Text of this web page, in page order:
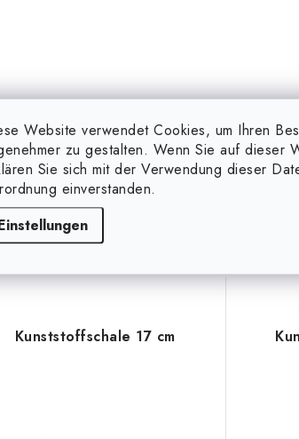
Website verwendet Cookies, um Ihren
zu gestalten. Wenn Sie auf dieser
Sie sich mit der Verwendung dieser
einverstanden.
Verwandte
Kunststoffschale 17 cm